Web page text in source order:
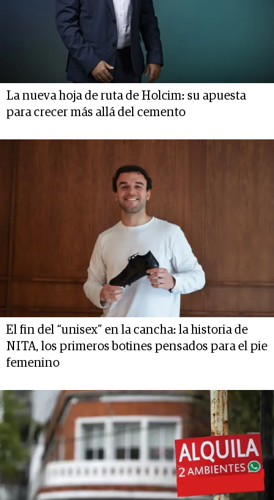
La nueva hoja de ruta de Holcim: su apuesta
para crecer más allá del cemento
El fin del “unisex” en la cancha: la historia de
NITA, los primeros botines pensados para el pie
femenino